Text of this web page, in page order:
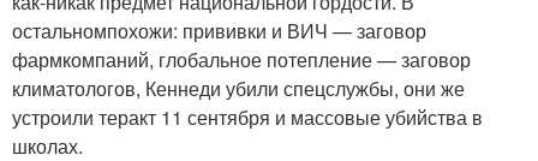
остальномпохожи: прививки и ВИЧ — заговор
фармкомпаний, глобальное потепление — заговор
климатологов, Кеннеди убили спецслужбы, они же
устроили теракт 11 сентября и массовые убийства в
школах.